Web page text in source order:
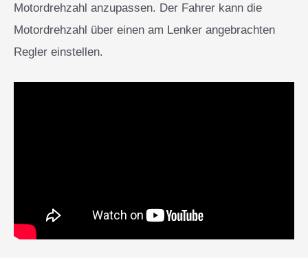
Motordrehzahl anzupassen. Der Fahrer kann die
Motordrehzahl über einen am Lenker angebrachten
Regler einstellen.